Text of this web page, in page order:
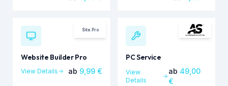
Site.Pro
Website Builder Pro
View Details ab 9,99 €
PC Service
View
Details
ab 49,00
€